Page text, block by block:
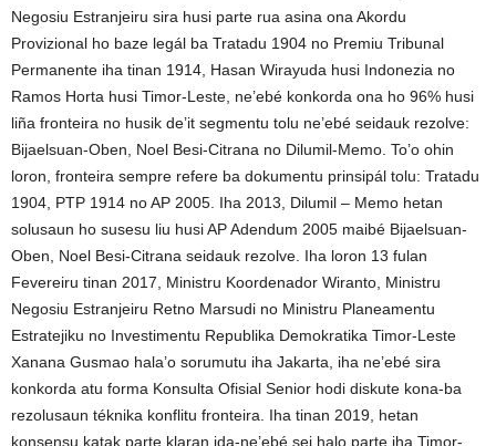
Negosiu Estranjeiru sira husi parte rua asina ona Akordu
Provizional ho baze legál ba Tratadu 1904 no Premiu Tribunal
Permanente iha tinan 1914, Hasan Wirayuda husi Indonezia no
Ramos Horta husi Timor-Leste, ne’ebé konkorda ona ho 96% husi
liña fronteira no husik de’it segmentu tolu ne’ebé seidauk rezolve:
Bijaelsuan-Oben, Noel Besi-Citrana no Dilumil-Memo. To’o ohin
loron, fronteira sempre refere ba dokumentu prinsipál tolu: Tratadu
1904, PTP 1914 no AP 2005. Iha 2013, Dilumil – Memo hetan
solusaun ho susesu liu husi AP Adendum 2005 maibé Bijaelsuan-
Oben, Noel Besi-Citrana seidauk rezolve. Iha loron 13 fulan
Fevereiru tinan 2017, Ministru Koordenador Wiranto, Ministru
Negosiu Estranjeiru Retno Marsudi no Ministru Planeamentu
Estratejiku no Investimentu Republika Demokratika Timor-Leste
Xanana Gusmao hala’o sorumutu iha Jakarta, iha ne’ebé sira
konkorda atu forma Konsulta Ofisial Senior hodi diskute kona-ba
rezolusaun téknika konflitu fronteira. Iha tinan 2019, hetan
konsensu katak parte klaran ida-ne’ebé sei halo parte iha Timor-